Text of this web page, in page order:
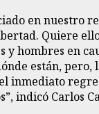
en nuestro
Quiere
y hombres en
están,
inmediato
indicó Carlos